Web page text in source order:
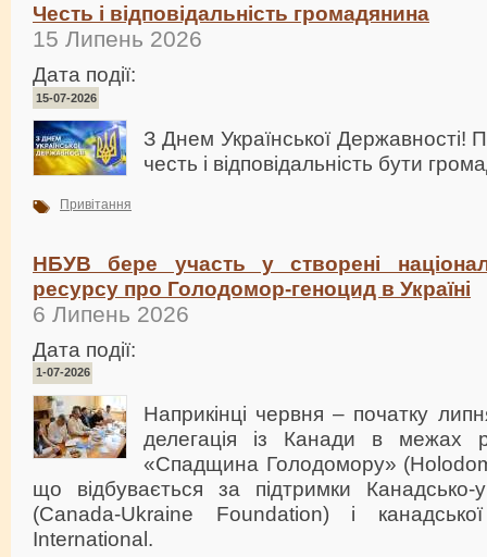
Честь і відповідальність громадянина
15 Липень 2026
Дата події:
15-07-2026
З Днем Української Державності!
честь і відповідальність бути
Привітання
НБУВ бере участь у створені
ресурсу про Голодомор-геноцид в Україні
6 Липень 2026
Дата події:
1-07-2026
Наприкінці червня – початку
делегація із Канади в межах
«Спадщина Голодомору»
що відбувається за підтримки Канадсько-
(Canada-Ukraine Foundation) і
International.